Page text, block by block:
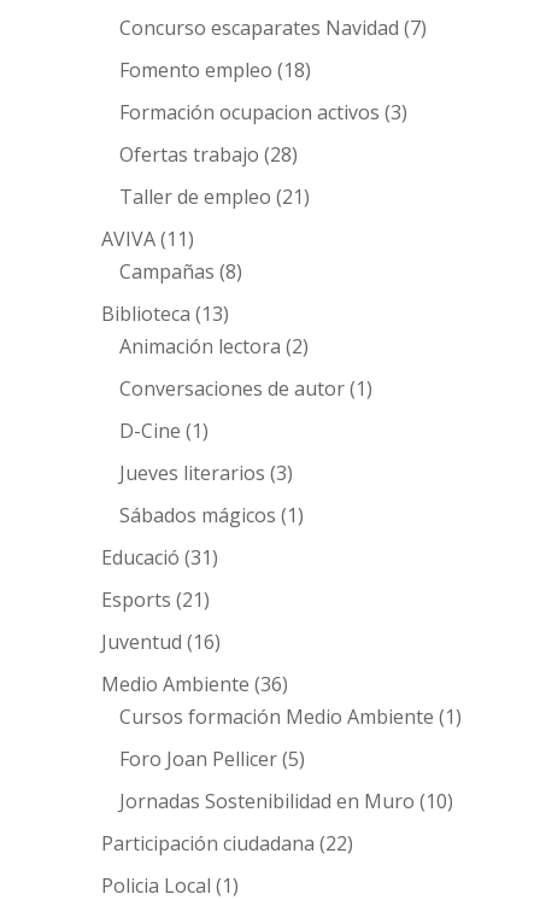
Concurso escaparates Navidad (7)
Fomento empleo (18)
Formación ocupacion activos (3)
Ofertas trabajo (28)
Taller de empleo (21)
AVIVA(11)
Campañas (8)
Biblioteca (13)
Animación lectora (2)
Conversaciones de autor(1)
D-Cine (1)
Jueves literarios (3)
Sábados mágicos (1)
Educació (31)
Esports (21)
Juventud (16)
Medio Ambiente (36)
Cursos formación Medio Ambiente (1)
Foro Joan Pellicer(5)
Jornadas Sostenibilidad en Muro (10)
Participación ciudadana (22)
Policia Local (1)